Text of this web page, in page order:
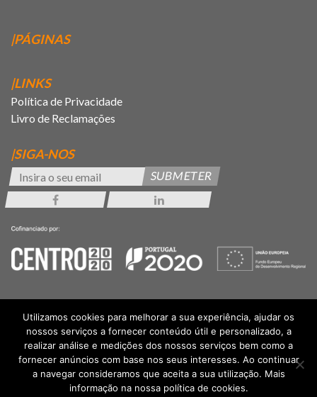
|PÁGINAS
|LINKS
Política de Privacidade
Livro de Reclamações
|SIGA-NOS
SUBMETER
Utilizamos cookies para melhorar a sua experiência, ajudar os
nossos serviços a fornecer conteúdo útil e personalizado, a
realizar análise e medições dos nossos serviços bem como a
fornecer anúncios com base nos seus interesses. Ao continuar
a navegar consideramos que aceita a sua utilização. Mais
informação na nossa política de cookies.